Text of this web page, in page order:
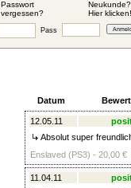
Passwort
vergessen?
Neukunde?
Hier klicken!
Pass
Datum
12.05.11
Absolut super
Enslaved (PS3) - 20,00 €
11.04.11